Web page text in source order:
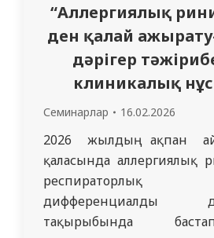
“Аллергиялық
ден қалай
дәрігер
клиникалық
Семинарлар 16.02.2026
2026 жылдың ақпан
қаласында аллергиялық
респираторлық
дифференциалды
тақырыбында